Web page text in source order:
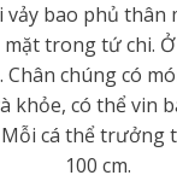
vảy bao phủ thân
trong tứ chi.
chúng có
khỏe, có thể vin
cá thể trưởng
100 cm.